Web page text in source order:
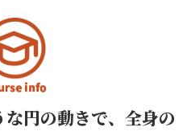
円の動きで、全身の